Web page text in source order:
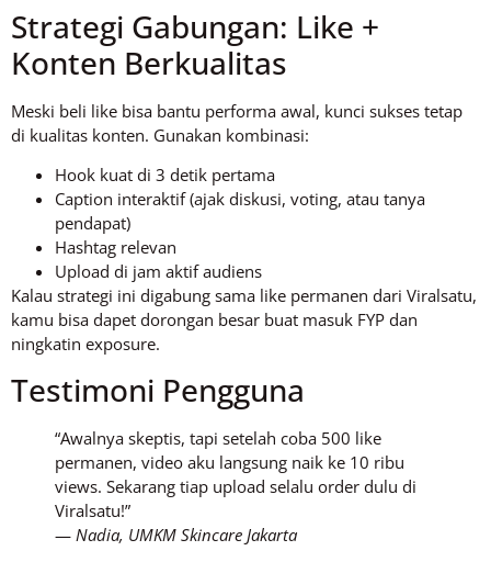
Strategi Gabungan: Like +
Konten Berkualitas
Meski beli like bisa bantu performa awal, kunci sukses tetap
di kualitas konten. Gunakan kombinasi:
Hook kuat di 3 detik pertama
Caption interaktif (ajak diskusi, voting, atau tanya
pendapat)
Hashtag relevan
Upload di jam aktif audiens
Kalau strategi ini digabung sama like permanen dari Viralsatu,
kamu bisa dapet dorongan besar buat masuk FYP dan
ningkatin exposure.
Testimoni Pengguna
“Awalnya skeptis, tapi setelah coba 500 like
permanen, video aku langsung naik ke 10 ribu
views. Sekarang tiap upload selalu order dulu di
Viralsatu!”
— Nadia, UMKM Skincare Jakarta